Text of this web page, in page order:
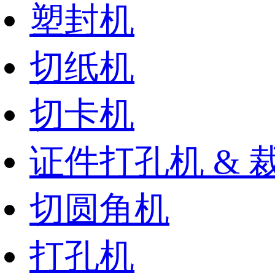
塑封机
切纸机
切卡机
证件打孔机 &
切圆角机
打孔机